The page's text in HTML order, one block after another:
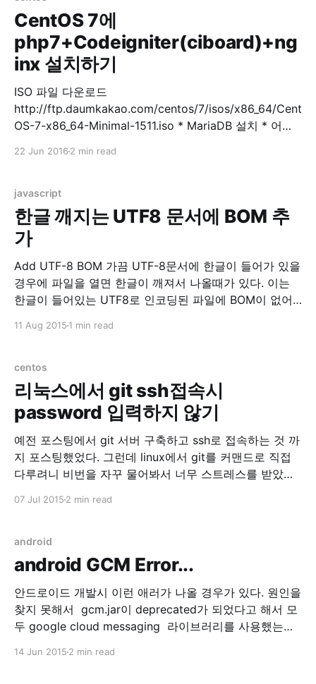
CentOS 7에
php7+Codeigniter(ciboard)+ng
inx 설치하기
ISO 파일 다운로드
http://ftp.daumkakao.com/centos/7/isos/x86_64/Cent
OS-7-x86_64-Minimal-1511.iso * MariaDB 설치 * 어플
mysql_secure_installation prompts: Enter current
password for root (enter for none)
22 Jun 2016 2 min read
javascript
한글 깨지는 UTF8 문서에 BOM 추
가
Add UTF-8 BOM 가끔 UTF-8문서에 한글이 들어가 있을
경우에 파일을 열면 한글이 깨져서 나올때가 있다. 이는
한글이 들어있는 UTF8로 인코딩된 파일에 BOM이 없어
BOM이라는 놈이 직접 넣어주기엔 매번 귀찮다. 그래서
텍스트 파일에 간단히 BOM을 넣어주고 싶을 경우 이용하
자. Select
11 Aug 2015 1 min read
centos
리눅스에서 git ssh접속시
password 입력하지 않기
예전 포스팅에서 git 서버 구축하고 ssh로 접속하는 것 까
지 포스팅했었다. 그런데 linux에서 git를 커맨드로 직접
다루려니 비번을 자꾸 물어봐서 너무 스트레스를 받았다.
을 입력하고 위
07 Jul 2015 2 min read
android
android GCM Error...
안드로이드 개발시 이런 애러가 나올 경우가 있다. 원인을
찾지 못해서 gcm.jar이 deprecated가 되었다고 해서 모
두 google cloud messaging 라이브러리를 사용했는데
14 Jun 2015 2 min read